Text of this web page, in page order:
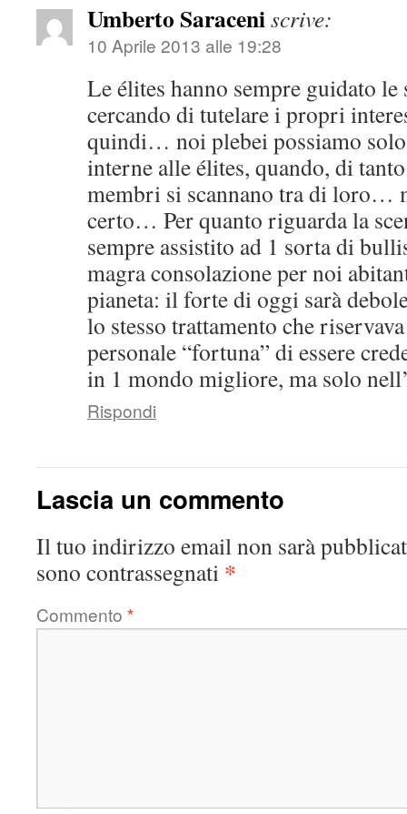
Umberto Saraceniscrive:
10 Aprile 2013 alle 19:28
Le élites hanno sempre guidato le
cercando di tutelare i propri
quindi… noi plebei possiamo
interne alle élites, quando, di
membri si scannano tra di loro…
certo… Per quanto riguarda la
sempre assistito ad 1 sorta di
magra consolazione per noi
pianeta: il forte di oggi sarà
lo stesso trattamento che
personale “fortuna” di essere
in 1 mondo migliore, ma solo
Rispondi
Lascia un commento
Il tuo indirizzo email non sarà
sono contrassegnati *
Commento *